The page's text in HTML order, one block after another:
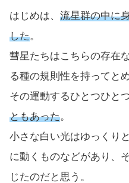
はじめは、 流星群の中に
した。
彗星たちはこちらの存在
る種の規則性を持ってと
その運動するひとつひとつ
ともあった。
小さな白い光はゆっくり
に動くものなどがあり、
じたのだと思う。